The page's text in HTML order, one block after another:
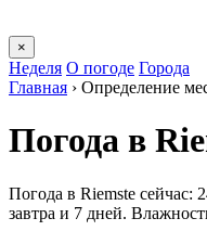
×
Неделя О погоде Города
Главная › Определение
Погода в
Погода в Riemstе сейчас:
завтра и 7 дней.